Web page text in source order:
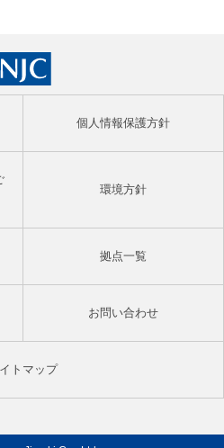
個人情報保護方針
環境方針
拠点一覧
お問い合わせ
トマップ